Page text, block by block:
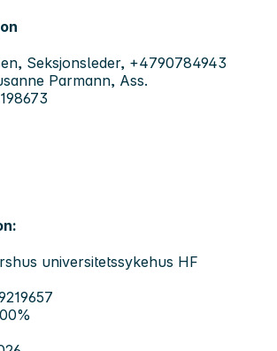
Seksjonsleder, +4790784943
Parmann, Ass.
universitetssykehus HF